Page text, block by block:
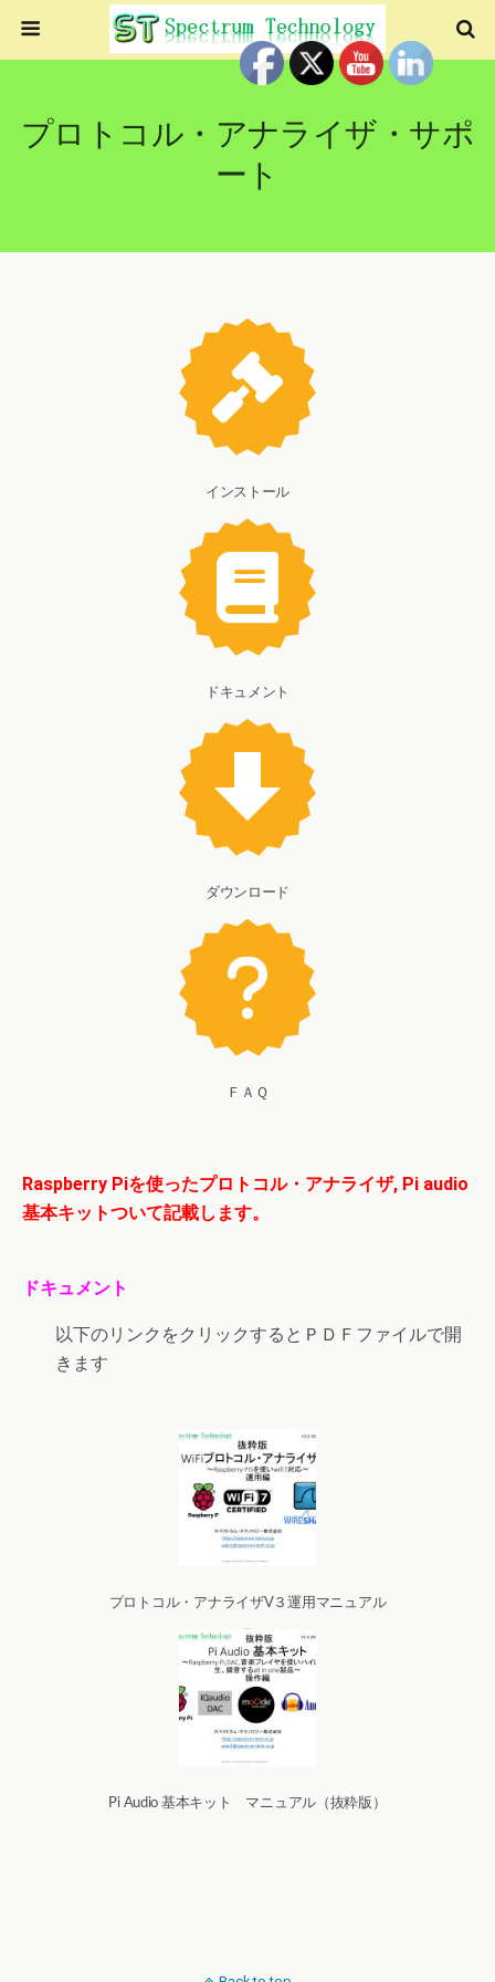
プロトコル・アナライザ・サポ
ート
インストール
ドキュメント
ダウンロード
ＦＡＱ
Raspberry Piを使ったプロトコル・アナライザ, Pi audio
基本キットついて記載します。
ドキュメント
以下のリンクをクリックするとＰＤＦファイルで開
きます
プロトコル・アナライザV３運用マニュアル
Pi Audio 基本キット マニュアル（抜粋版）